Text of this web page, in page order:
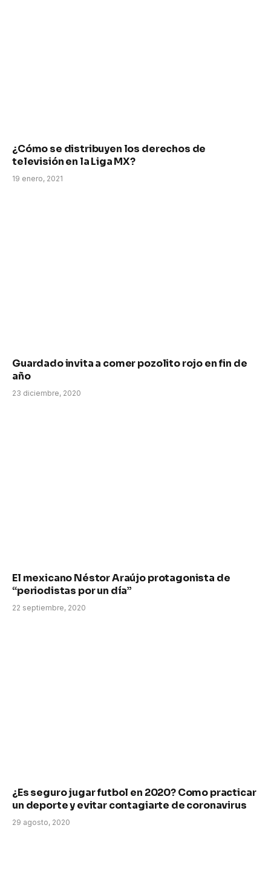
¿Cómo se distribuyen los derechos de
televisión en la Liga MX?
19 enero, 2021
Guardado invita a comer pozolito rojo en fin de
año
23 diciembre, 2020
El mexicano Néstor Araújo protagonista de
“periodistas por un día”
22 septiembre, 2020
¿Es seguro jugar futbol en 2020? Como practicar
un deporte y evitar contagiarte de coronavirus
29 agosto, 2020